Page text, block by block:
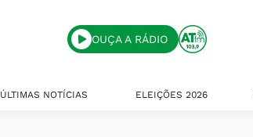
OUÇA A RÁDIO
ÚLTIMAS NOTÍCIAS ELEIÇÕES 2026